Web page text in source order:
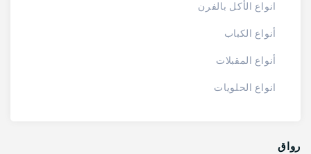
انواع الأكل بالفرن
أنواع الكباب
أنواع المقبلات
انواع الحلويات
رواق